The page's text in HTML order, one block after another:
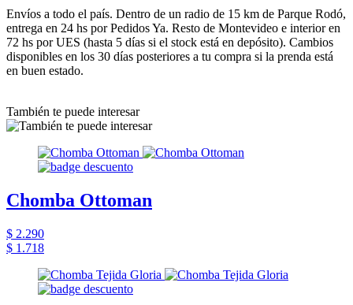
Envíos a todo el país. Dentro de un radio de 15 km de Parque Rodó,
entrega en 24 hs por Pedidos Ya. Resto de Montevideo e interior en
72 hs por UES (hasta 5 días si el stock está en depósito). Cambios
disponibles en los 30 días posteriores a tu compra si la prenda está
en buen estado.
También te puede interesar
Chomba Ottoman
$ 2.290
$ 1.718